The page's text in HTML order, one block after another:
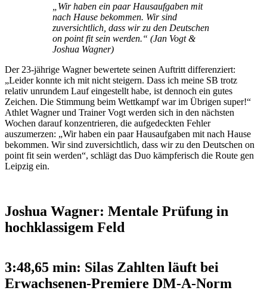
„Wir haben ein paar Hausaufgaben mit
nach Hause bekommen. Wir sind
zuversichtlich, dass wir zu den Deutschen
on point fit sein werden.“ (Jan Vogt &
Joshua Wagner)
Der 23-jährige Wagner bewertete seinen Auftritt differenziert:
„Leider konnte ich mit nicht steigern. Dass ich meine SB trotz
relativ unrundem Lauf eingestellt habe, ist dennoch ein gutes
Zeichen. Die Stimmung beim Wettkampf war im Übrigen super!“
Athlet Wagner und Trainer Vogt werden sich in den nächsten
Wochen darauf konzentrieren, die aufgedeckten Fehler
auszumerzen: „Wir haben ein paar Hausaufgaben mit nach Hause
bekommen. Wir sind zuversichtlich, dass wir zu den Deutschen on
point fit sein werden“, schlägt das Duo kämpferisch die Route gen
Leipzig ein.
Joshua Wagner: Mentale Prüfung in
hochklassigem Feld
3:48,65 min: Silas Zahlten läuft bei
Erwachsenen-Premiere DM-A-Norm